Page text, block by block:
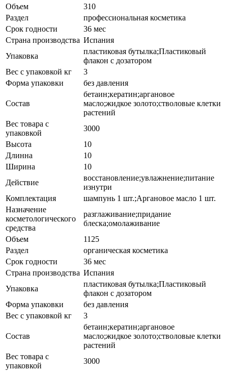
Объем
310
Раздел
профессиональная косметика
Срок годности
36 мес
Страна производства Испания
Упаковка
пластиковая бутылка;Пластиковый
флакон с дозатором
Вес с упаковкой кг
3
Форма упаковки
без давления
Состав
бетаин;кератин;аргановое
масло;жидкое золото;стволовые клетки
растений
Вес товара с
упаковкой
3000
Высота
10
Длинна
10
Ширина
10
Действие
восстановление;увлажнение;питание
изнутри
Комплектация
шампунь 1 шт.;Аргановое масло 1 шт.
Назначение
косметологического
средства
разглаживание;придание
блеска;омолаживание
Объем
1125
Раздел
органическая косметика
Срок годности
36 мес
Страна производства Испания
Упаковка
пластиковая бутылка;Пластиковый
флакон с дозатором
Форма упаковки
без давления
Вес с упаковкой кг
3
Состав
бетаин;кератин;аргановое
масло;жидкое золото;стволовые клетки
растений
Вес товара с
упаковкой
3000